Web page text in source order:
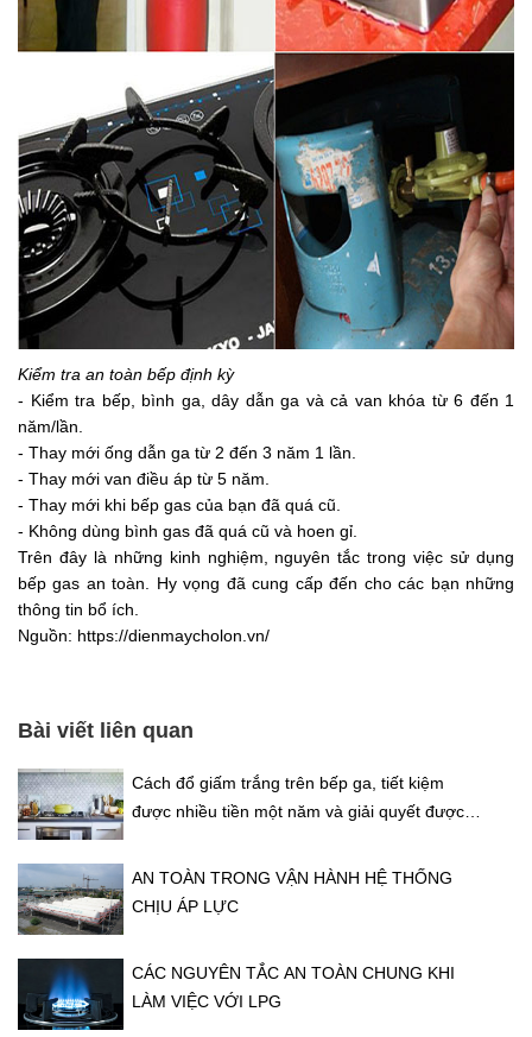
Kiểm tra an toàn bếp định kỳ
- Kiểm tra bếp, bình ga, dây dẫn ga và cả van khóa từ 6 đến 1
năm/lần.
- Thay mới ống dẫn ga từ 2 đến 3 năm 1 lần.
- Thay mới van điều áp từ 5 năm.
- Thay mới khi bếp gas của bạn đã quá cũ.
- Không dùng bình gas đã quá cũ và hoen gỉ.
Trên đây là những kinh nghiệm, nguyên tắc trong việc sử dụng
bếp gas an toàn. Hy vọng đã cung cấp đến cho các bạn những
thông tin bổ ích.
Nguồn: https://dienmaycholon.vn/
Bài viết liên quan
Cách đổ giấm trắng trên bếp ga, tiết kiệm
được nhiều tiền một năm và giải quyết được
AN TOÀN TRONG VẬN HÀNH HỆ THỐNG
CHỊU ÁP LỰC
CÁC NGUYÊN TẮC AN TOÀN CHUNG KHI
LÀM VIỆC VỚI LPG